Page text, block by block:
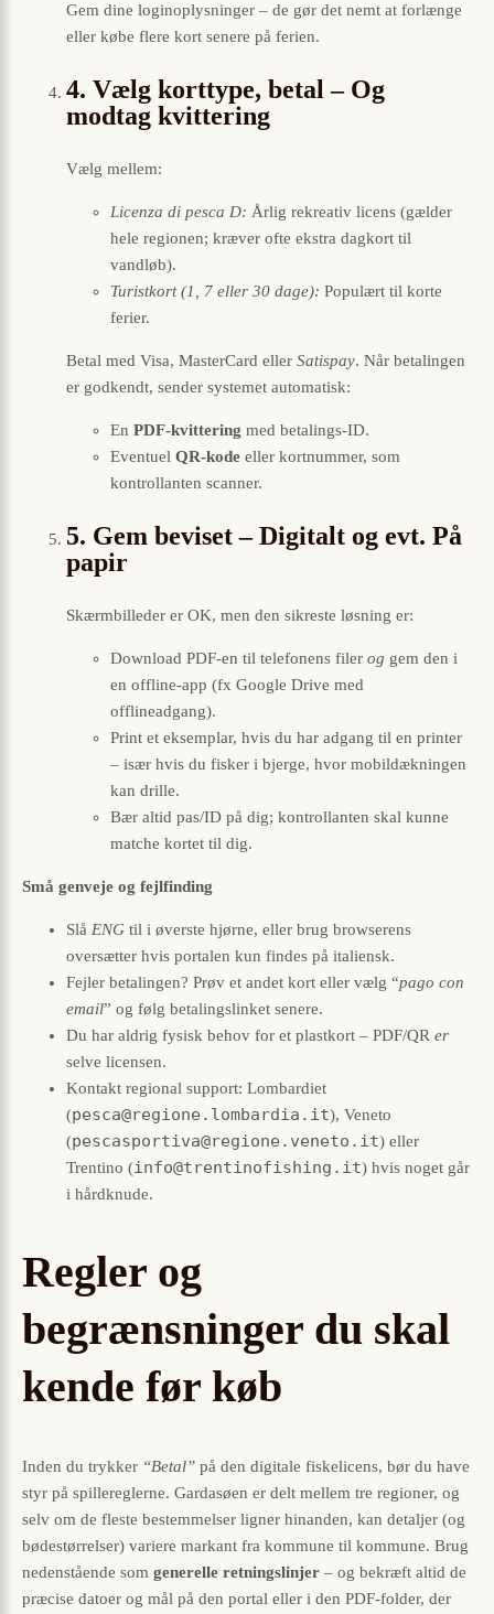
Gem dine loginoplysninger – de gør det nemt at forlænge
eller købe flere kort senere på ferien.
4. Vælg korttype, betal – Og
modtag kvittering
Vælg mellem:
Licenza di pesca D: Årlig rekreativ licens (gælder
hele regionen; kræver ofte ekstra dagkort til
vandløb).
Turistkort (1, 7 eller 30 dage): Populært til korte
ferier.
Betal med Visa, MasterCard eller Satispay. Når betalingen
er godkendt, sender systemet automatisk:
En PDF-kvittering med betalings-ID.
Eventuel QR-kode eller kortnummer, som
kontrollanten scanner.
5. Gem beviset – Digitalt og evt. På
papir
Skærmbilleder er OK, men den sikreste løsning er:
Download PDF-en til telefonens filer og gem den i
en offline-app (fx Google Drive med
offlineadgang).
Print et eksemplar, hvis du har adgang til en printer
– især hvis du fisker i bjerge, hvor mobildækningen
kan drille.
Bær altid pas/ID på dig; kontrollanten skal kunne
matche kortet til dig.
Små genveje og fejlfinding
Slå ENG til i øverste hjørne, eller brug browserens
oversætter hvis portalen kun findes på italiensk.
Fejler betalingen? Prøv et andet kort eller vælg “pago con
email” og følg betalingslinket senere.
Du har aldrig fysisk behov for et plastkort – PDF/QR er
selve licensen.
Kontakt regional support: Lombardiet
(pesca@regione.lombardia.it), Veneto
(pescasportiva@regione.veneto.it) eller
Trentino (info@trentinofishing.it) hvis noget går
i hårdknude.
Regler og
begrænsninger du skal
kende før køb
Inden du trykker “Betal” på den digitale fiskelicens, bør du have
styr på spillereglerne. Gardasøen er delt mellem tre regioner, og
selv om de fleste bestemmelser ligner hinanden, kan detaljer (og
bødestørrelser) variere markant fra kommune til kommune. Brug
nedenstående som generelle retningslinjer – og bekræft altid de
præcise datoer og mål på den portal eller i den PDF-folder, der